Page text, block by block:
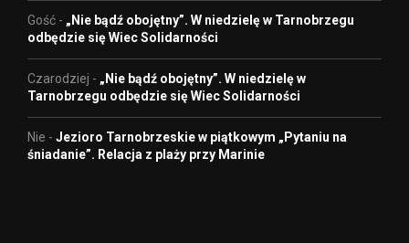
Gość - „Nie bądź obojętny”. W niedzielę w Tarnobrzegu
odbędzie się Wiec Solidarności
Czarodziej - „Nie bądź obojętny”. W niedzielę w
Tarnobrzegu odbędzie się Wiec Solidarności
Nie - Jezioro Tarnobrzeskie w piątkowym „Pytaniu na
śniadanie”. Relacja z plaży przy Marinie